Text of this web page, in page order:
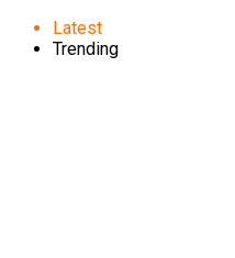
Latest
Trending